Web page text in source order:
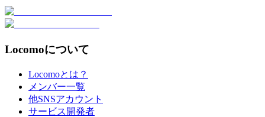
Locomoについて
Locomoとは？
メンバー一覧
他SNSアカウント
サービス開発者